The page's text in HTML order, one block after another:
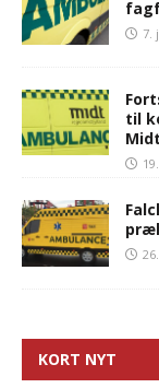
7.
til
KORT NYT